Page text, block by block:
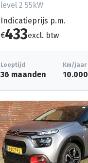
level 2 55kW
Indicatieprijs p.m.
€433excl. btw
Looptijd
36 maanden
Km/jaar
10.000